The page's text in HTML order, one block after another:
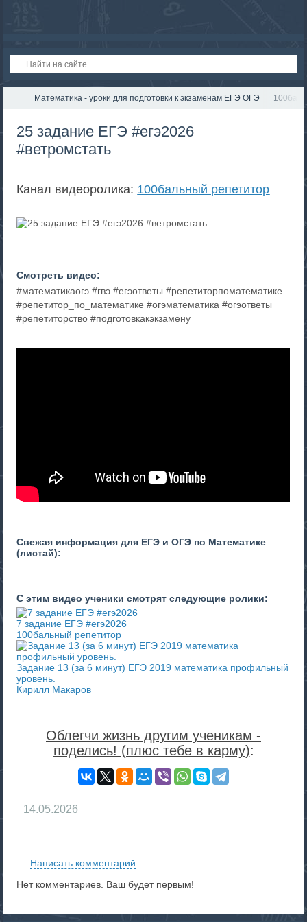
Математика - уроки для подготовки к экзаменам ЕГЭ ОГЭ
25 задание ЕГЭ #егэ2026
#ветромстать
Канал видеоролика: 100бальный репетитор
Смотреть видео:
#математикаогэ #гвэ #егэответы #репетиторпоматематике
#репетитор_по_математике #огэматематика #огэответы
#репетиторство #подготовкакэкзамену
Свежая информация для ЕГЭ и ОГЭ по Математике
(листай):
С этим видео ученики смотрят следующие ролики:
7 задание ЕГЭ #егэ2026
100бальный репетитор
Задание 13 (за 6 минут) ЕГЭ 2019 математика профильный
уровень.
Кирилл Макаров
Облегчи жизнь другим ученикам -
поделись! (плюс тебе в карму):
14.05.2026
Написать комментарий
Нет комментариев. Ваш будет первым!